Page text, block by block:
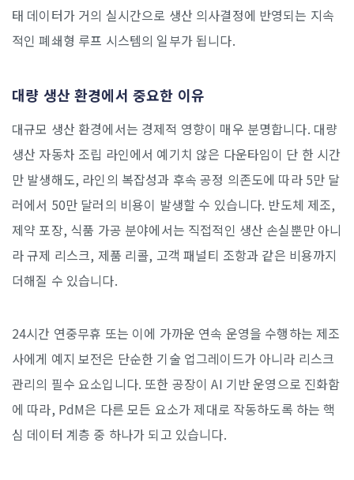
태 데이터가 거의 실시간으로 생산 의사결정에 반영되는 지속
적인 폐쇄형 루프 시스템의 일부가 됩니다.
대량 생산 환경에서 중요한 이유
대규모 생산 환경에서는 경제적 영향이 매우 분명합니다. 대량
생산 자동차 조립 라인에서 예기치 않은 다운타임이 단 한 시간
만 발생해도, 라인의 복잡성과 후속 공정 의존도에 따라 5만 달
러에서 50만 달러의 비용이 발생할 수 있습니다. 반도체 제조,
제약 포장, 식품 가공 분야에서는 직접적인 생산 손실뿐만 아니
라 규제 리스크, 제품 리콜, 고객 패널티 조항과 같은 비용까지
더해질 수 있습니다.
24시간 연중무휴 또는 이에 가까운 연속 운영을 수행하는 제조
사에게 예지 보전은 단순한 기술 업그레이드가 아니라 리스크
관리의 필수 요소입니다. 또한 공장이 AI 기반 운영으로 진화함
에 따라, PdM은 다른 모든 요소가 제대로 작동하도록 하는 핵
심 데이터 계층 중 하나가 되고 있습니다.